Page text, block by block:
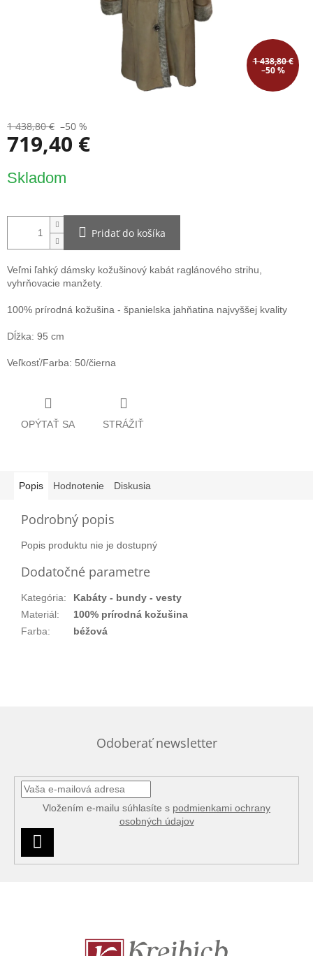
1 438,80 €
–50 %
1 438,80 € –50 %
719,40 €
cena:
Skladom
Pridať do košíka
Veľmi ľahký dámsky kožušinový kabát raglánového strihu,
vyhrňovacie manžety.
100% prírodná kožušina - španielska jahňatina najvyššej kvality
Dĺžka: 95 cm
Veľkosť/Farba: 50/čierna
OPÝTAŤ SA STRÁŽIŤ
Popis Hodnotenie Diskusia
Podrobný popis
Popis produktu nie je dostupný
Dodatočné parametre
Kategória:
Kabáty - bundy - vesty
Materiál:
100% prírodná kožušina
Farba: béžová
Odoberať newsletter
Vložením e-mailu súhlasíte s podmienkami ochrany
osobných údajov
SA